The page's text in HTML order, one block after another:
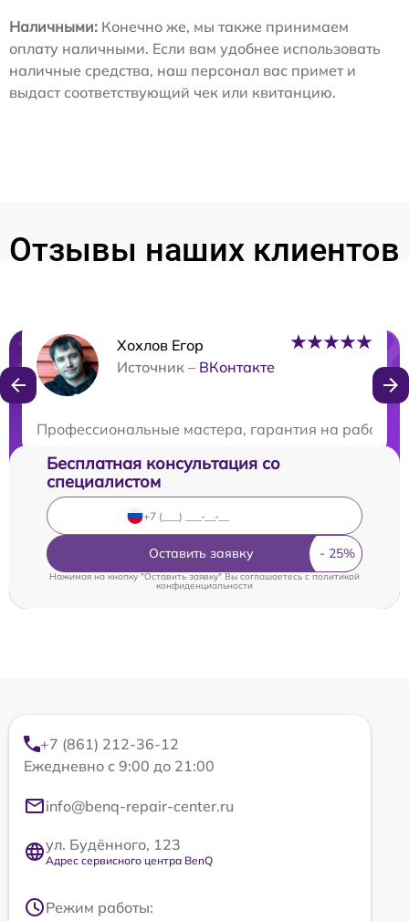
Наличными: Конечно же, мы также принимаем
оплату наличными. Если вам удобнее использовать
наличные средства, наш персонал вас примет и
выдаст соответствующий чек или квитанцию.
Отзывы наших клиентов
Хохлов Егор
Источник – ВКонтакте
Профессиональные мастера, гарантия на работу.
Нужна консультация?
Бесплатная консультация со
специалистом
Оставить заявку
Нажимая на кнопку "Оставить заявку" Вы соглашаетесь cполитикой
конфиденциальности
+7 (861) 212-36-12
Ежедневно с 9:00 до 21:00
info@benq-repair-center.ru
ул. Будённого, 123
Адрес сервисного центра BenQ
Режим работы: